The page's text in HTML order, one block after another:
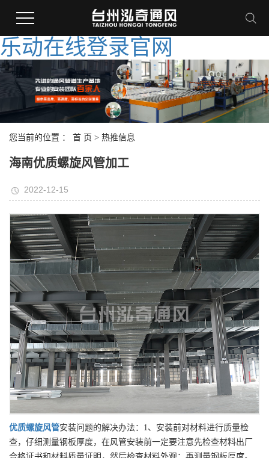
乐动在线登录官网
您当前的位置 ： 首 页 > 热推信息
海南优质螺旋风管加工
2022-12-15
优质螺旋风管安装问题的解决办法：1、安装前对材料进行质量检
查，仔细测量钢板厚度，在风管安装前一定要注意先检查材料出厂